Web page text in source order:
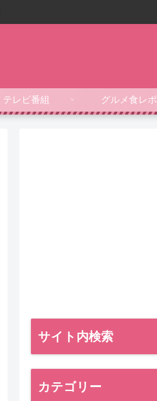
テレビ番組 グルメ食レポ
サイト内検索
カテゴリー